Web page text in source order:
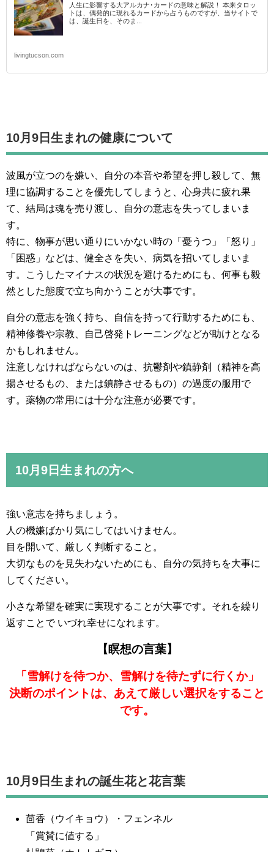
人生に影響する大アルカナ･カードの意味と解説！ 本来タロッ
トは、偶発的に現れるカードから占うものですが、当サイトで
は、誕生日を、そのま...
livingtucson.com
10月9日生まれの健康について
波風が立つのを嫌い、自分の本音や希望を押し殺して、無
理に協調することを優先してしまうと、心身共に疲れ果
て、結局は魂を売り渡し、自分の意志を失ってしまいま
す。
特に、物事が思い通りにいかない時の「憂うつ」「怒り」
「困惑」などは、健全さを失い、病気を招いてしまいま
す。こうしたマイナスの状況を避けるためにも、何事も毅
然とした態度で立ち向かうことが大事です。
自分の意志を強く持ち、自信を持って行動するためにも、
精神修養や宗教、自己啓発トレーニングなどが助けとなる
かもしれません。
注意しなければならないのは、抗鬱剤や鎮静剤（精神を高
揚させるもの、または鎮静させるもの）の過度の服用で
す。薬物の常用には十分な注意が必要です。
10月9日生まれの方へ
強い意志を持ちましょう。
人の機嫌ばかり気にしてはいけません。
目を開いて、厳しく判断すること。
大切なものを見失わないためにも、自分の気持ちを大事に
してください。
小さな希望を確実に実現することが大事です。それを繰り
返すことで いづれ幸せになれます。
【瞑想の言葉】
「雪解けを待つか、雪解けを待たずに行くか」
決断のポイントは、あえて厳しい選択をすること
です。
10月9日生まれの誕生花と花言葉
茴香（ウイキョウ）・フェンネル
「賞賛に値する」